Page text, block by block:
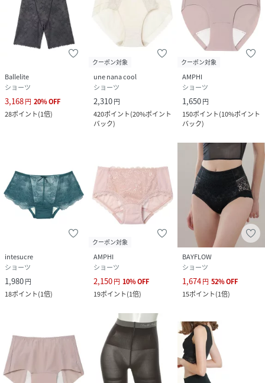
Ballelite
ショーツ
3,168円 20%OFF
28ポイント(1倍)
クーポン対象
une nana cool
ショーツ
2,310円
420ポイント(20%ポイント
バック)
クーポン対象
AMPHI
ショーツ
1,650円
150ポイント(10%ポイント
バック)
intesucre
ショーツ
1,980円
18ポイント(1倍)
クーポン対象
AMPHI
ショーツ
2,150円 10%OFF
19ポイント(1倍)
BAYFLOW
ショーツ
1,674円 52%OFF
15ポイント(1倍)